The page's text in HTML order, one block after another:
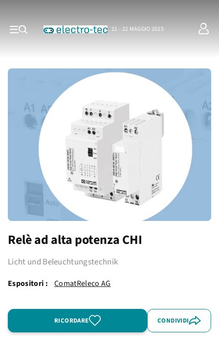
21 - 22 MAGGIO 2025
Relè ad alta potenza CHI
Licht und Beleuchtungstechnik
Espositori : ComatReleco AG
RICORDARE CONDIVIDI